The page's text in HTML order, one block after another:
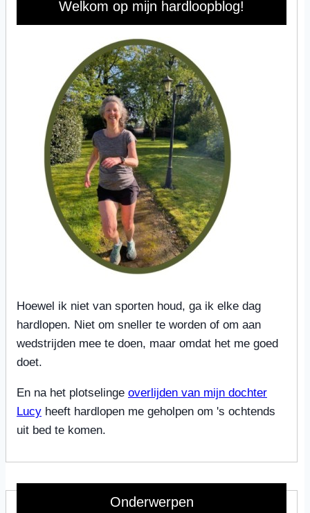
Welkom op mijn hardloopblog!
Hoewel ik niet van sporten houd, ga ik elke dag
hardlopen. Niet om sneller te worden of om aan
wedstrijden mee te doen, maar omdat het me goed
doet.
En na het plotselinge overlijden van mijn dochter
Lucy heeft hardlopen me geholpen om 's ochtends
uit bed te komen.
Onderwerpen